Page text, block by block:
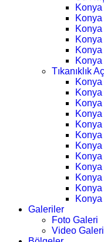
Konya
Konya
Konya
Tıkanıklık
Konya
Konya
Konya
Konya
Konya
Konya
Konya
Galeriler
Foto Galeri
Video Galeri